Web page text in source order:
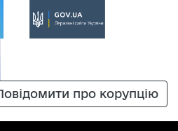
про корупцію